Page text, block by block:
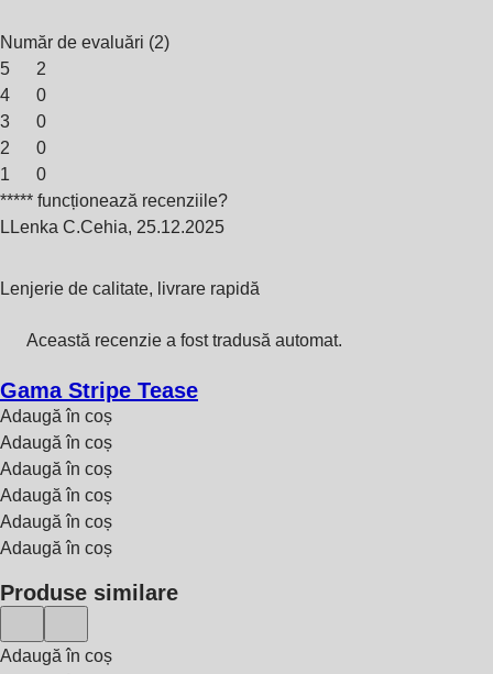
Număr de evaluări (2)
5
2
4
0
3
0
2
0
1
0
***** funcționează recenziile?
LLenka C.Cehia, 25.12.2025
Lenjerie de calitate, livrare rapidă
Această recenzie a fost tradusă automat.
Gama Stripe Tease
Adaugă în coș
Adaugă în coș
Adaugă în coș
Adaugă în coș
Adaugă în coș
Adaugă în coș
Produse similare
Adaugă în coș